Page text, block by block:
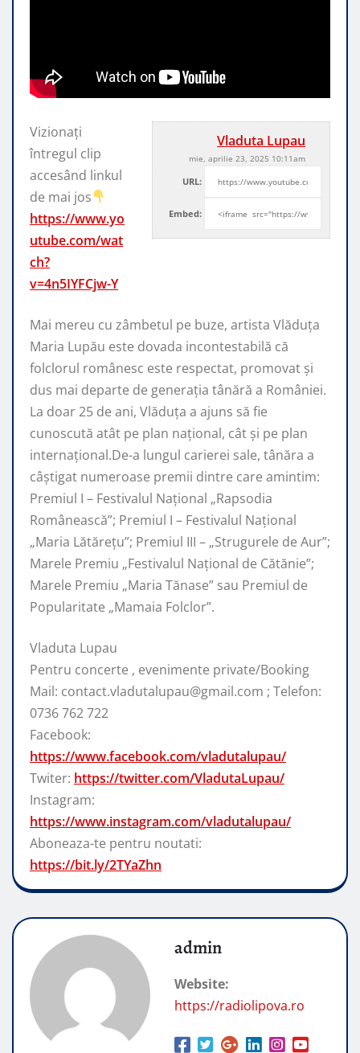
Vladuta Lupau
mie, aprilie 23, 2025 10:11am
URL:
Embed:
Vizionați
întregul clip
accesând linkul
de mai jos
https://www.yo
utube.com/wat
ch?
v=4n5IYFCjw-Y
Mai mereu cu zâmbetul pe buze, artista Vlăduța
Maria Lupău este dovada incontestabilă că
folclorul românesc este respectat, promovat şi
dus mai departe de generaţia tânără a României.
La doar 25 de ani, Vlăduța a ajuns să fie
cunoscută atât pe plan naţional, cât şi pe plan
internaţional.De-a lungul carierei sale, tânăra a
câştigat numeroase premii dintre care amintim:
Premiul I – Festivalul Național „Rapsodia
Românească”; Premiul I – Festivalul Național
„Maria Lătărețu”; Premiul III – „Strugurele de Aur”;
Marele Premiu „Festivalul Național de Cătănie”;
Marele Premiu „Maria Tănase” sau Premiul de
Popularitate „Mamaia Folclor”.
Vladuta Lupau
Pentru concerte , evenimente private/Booking
Mail: contact.vladutalupau@gmail.com ; Telefon:
0736 762 722
Facebook:
https://www.facebook.com/vladutalupau/
Twiter: https://twitter.com/VladutaLupau/
Instagram:
https://www.instagram.com/vladutalupau/
Aboneaza-te pentru noutati:
https://bit.ly/2TYaZhn
admin
Website:
https://radiolipova.ro